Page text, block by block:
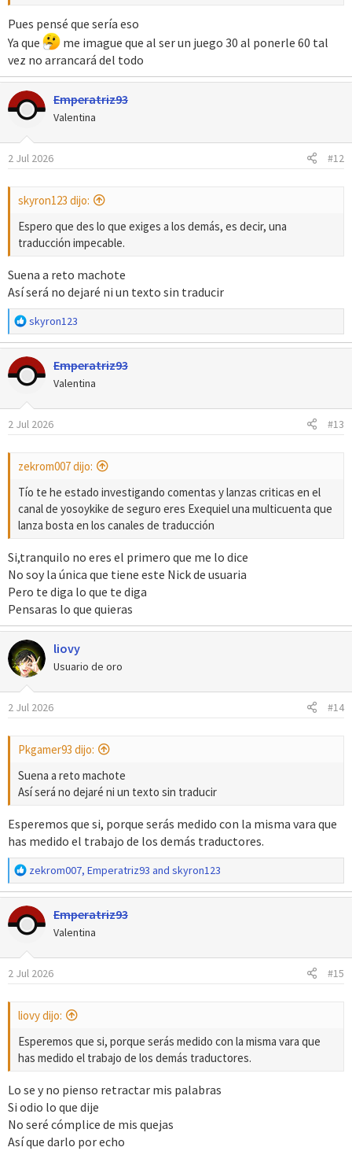
Pues pensé que sería eso
Ya que
me imague que al ser un juego 30 al ponerle 60 tal
vez no arrancará del todo
Emperatriz93
Valentina
2 Jul 2026 #12
skyron123 dijo:
Espero que des lo que exiges a los demás, es decir, una
traducción impecable.
Suena a reto machote
Así será no dejaré ni un texto sin traducir
R
e
a
c
c
o
n
:
skyron123
Emperatriz93
Valentina
2 Jul 2026 #13
zekrom007 dijo:
Tío te he estado investigando comentas y lanzas criticas en el
canal de yosoykike de seguro eres Exequiel una multicuenta que
lanza bosta en los canales de traducción
Si,tranquilo no eres el primero que me lo dice
No soy la única que tiene este Nick de usuaria
Pero te diga lo que te diga
Pensaras lo que quieras
liovy
Usuario de oro
2 Jul 2026 #14
Pkgamer93 dijo:
Suena a reto machote
Así será no dejaré ni un texto sin traducir
Esperemos que si, porque serás medido con la misma vara que
has medido el trabajo de los demás traductores.
R
e
a
c
c
o
n
:
zekrom007, Emperatriz93 and skyron123
Emperatriz93
Valentina
2 Jul 2026 #15
liovy dijo:
Esperemos que si, porque serás medido con la misma vara que
has medido el trabajo de los demás traductores.
Lo se y no pienso retractar mis palabras
Si odio lo que dije
No seré cómplice de mis quejas
Así que darlo por echo